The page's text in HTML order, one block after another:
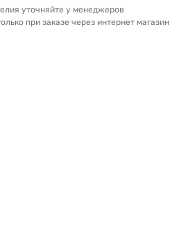
уточняйте у менеджеров
при заказе через интернет магазин